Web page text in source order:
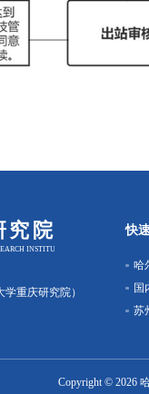
重庆研究院）
快
哈
国
苏
Copyright © 2026